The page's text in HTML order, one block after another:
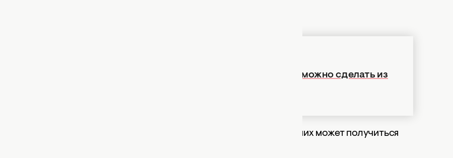
Превратятся в уникальные вещи для дома: что можно сделать из
. Из них может получиться